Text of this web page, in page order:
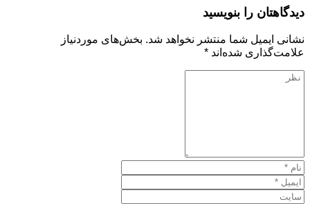
دیدگاهتان را بنویسید
نشانی ایمیل شما منتشر نخواهد شد. بخش‌های موردنیاز
علامت‌گذاری شده‌اند *